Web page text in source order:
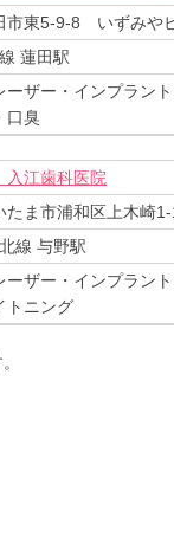
市東5-9-8 いずみや
蓮田駅
ーザー・インプラン
口臭
江歯科医院
たま市浦和区上木崎
線 与野駅
ーザー・インプラン
トニング